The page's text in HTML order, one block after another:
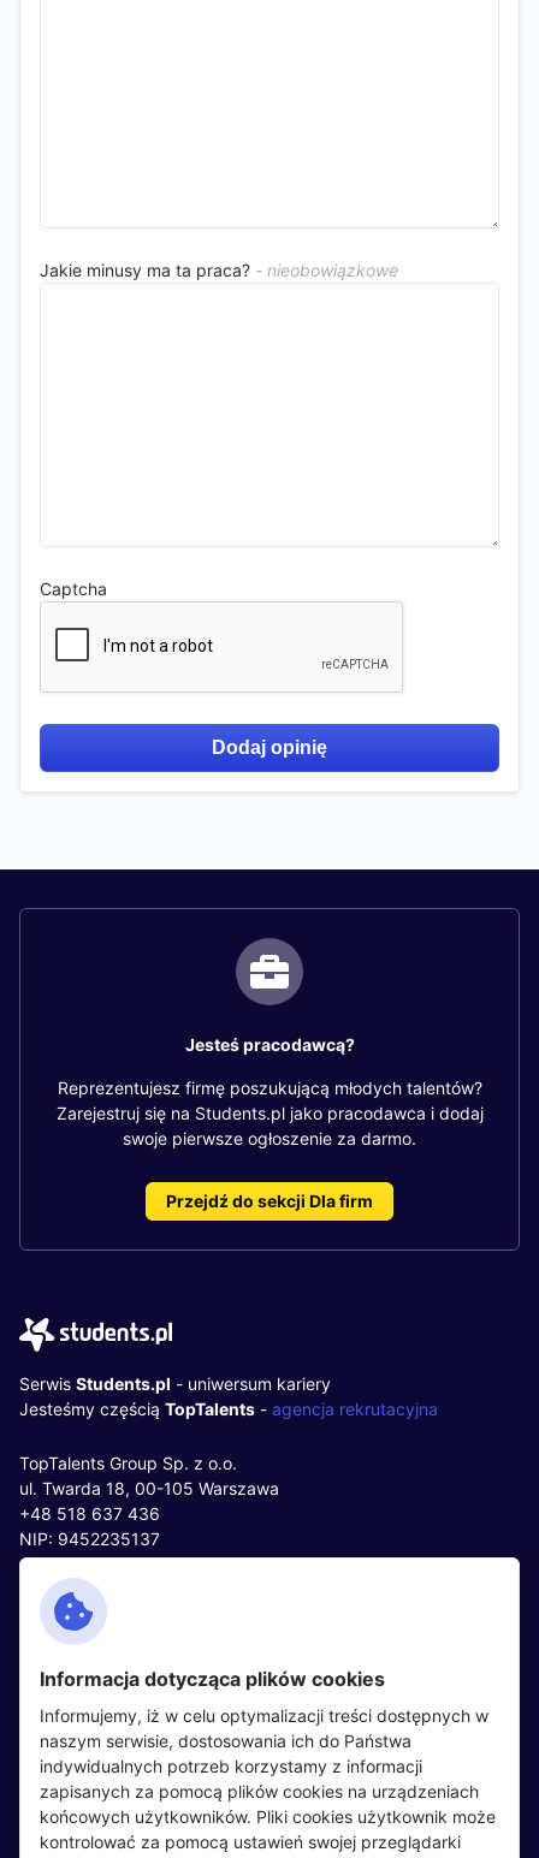
Jakie minusy ma ta praca?
Captcha
Dodaj opinię
Jesteś pracodawcą?
Reprezentujesz firmę poszukującą młodych talentów?
Zarejestruj się na Students.pl jako pracodawca i dodaj
swoje pierwsze ogłoszenie za darmo.
Przejdź do sekcji Dla firm
Serwis Students.pl - uniwersum kariery
Jesteśmy częścią TopTalents - agencja rekrutacyjna
TopTalents Group Sp. z o.o.
ul. Twarda 18, 00-105 Warszawa
+48 518 637 436
NIP: 9452235137
Kontakt
Facebook
Twitter
LinkedIn
Partnerzy
Wydarzenia
Kandydaci
Regulamin kandydata
Pracodawcy
Regulamin pracodawcy
Informacja dotycząca plików cookies
Informujemy, iż w celu optymalizacji treści dostępnych w
naszym serwisie, dostosowania ich do Państwa
indywidualnych potrzeb korzystamy z informacji
zapisanych za pomocą plików cookies na urządzeniach
końcowych użytkowników. Pliki cookies użytkownik może
kontrolować za pomocą ustawień swojej przeglądarki